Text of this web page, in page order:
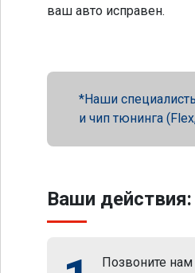
ваш авто исправен.
Наши
и чип тюнинга
Ваши действия:
Позвоните нам